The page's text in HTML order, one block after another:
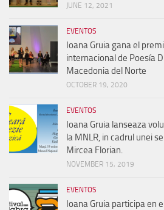
JUNE 12, 2021
EVENTOS
Ioana Gruia gana el
internacional de Poesía
Macedonia del Norte
OCTOBER 19, 2020
EVENTOS
Ioana Gruia lanseaza
la MNLR, in cadrul unei
Mircea Florian.
NOVEMBER 15, 2019
EVENTOS
Ioana Gruia participa en